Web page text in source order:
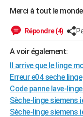
Alimentation
Guide de la santé
Maladies
Médicaments
Sommeil
VOYAGE
Destinations
City break
Voyage nature
Voyage de noces
Forum
Climat
PHOTO
GUIDES D'ACHAT
BONS PLANS
CARTE DE VOEUX
Carte de Noël
Carte Bonne année
Carte Saint-Valentin
Carte Pâques
Carte d'anniversaire
DICTIONNAIRE
Merci à tout le
Répondre (4)
A voir également:
Il arrive que le linge
Erreur e04 seche linge
Code panne lave-
Sèche-linge siemens
Sèche-linge siemens